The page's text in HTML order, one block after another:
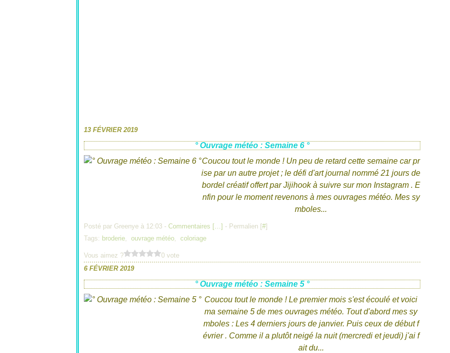
13 FÉVRIER 2019
° Ouvrage météo : Semaine 6 °
Coucou tout le monde ! Un peu de retard cette semaine car pr
ise par un autre projet ; le défi d'art journal nommé 21 jours de
bordel créatif offert par Jijihook à suivre sur mon Instagram . E
nfin pour le moment revenons à mes ouvrages météo. Mes sy
mboles...
Posté par Greenye à 12:03 - Commentaires […] - Permalien [#]
Tags: broderie, ouvrage météo, coloriage
Vous aimez ?
0 vote
6 FÉVRIER 2019
° Ouvrage météo : Semaine 5 °
Coucou tout le monde ! Le premier mois s'est écoulé et voici
ma semaine 5 de mes ouvrages météo. Tout d'abord mes sy
mboles : Les 4 derniers jours de janvier. Puis ceux de début f
évrier . Comme il a plutôt neigé la nuit (mercredi et jeudi) j'ai f
ait du...